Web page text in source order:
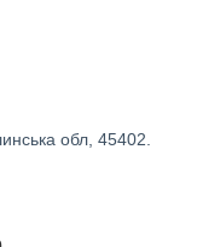
обл, 45402.